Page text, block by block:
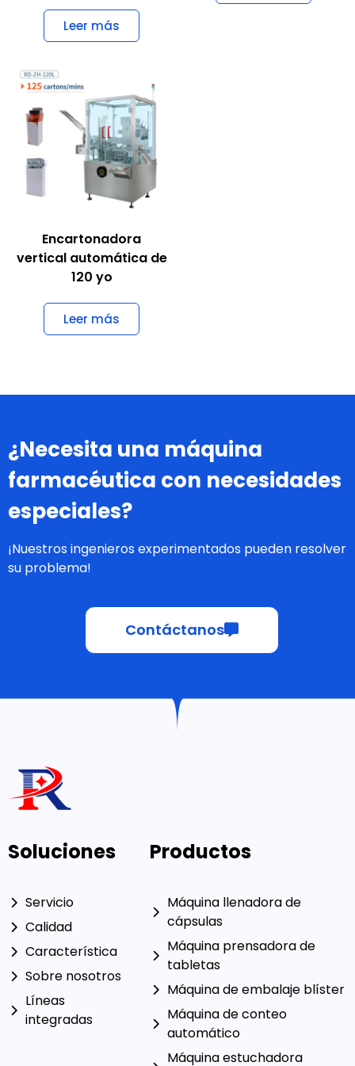
Leer más
Encartonadora
vertical automática de
120 yo
Leer más
¿Necesita una máquina
farmacéutica con necesidades
especiales?
¡Nuestros ingenieros experimentados pueden resolver
su problema!
Contáctanos
Soluciones
Servicio
Calidad
Característica
Sobre nosotros
Líneas
integradas
Productos
Máquina llenadora de
cápsulas
Máquina prensadora de
tabletas
Máquina de embalaje blíster
Máquina de conteo
automático
Máquina estuchadora